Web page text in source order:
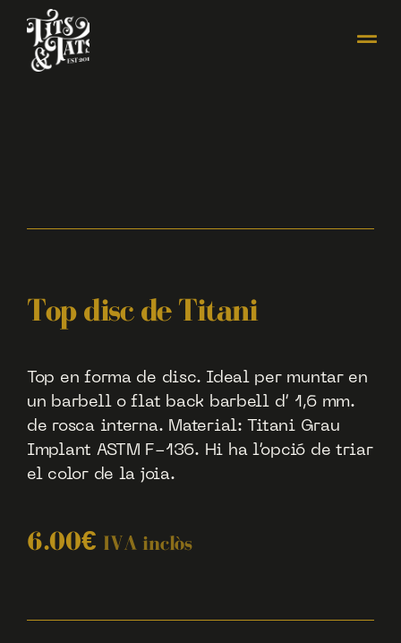
Top disc de Titani
Top en forma de disc. Ideal per muntar en
un barbell o flat back barbell d’ 1,6 mm.
de rosca interna. Material: Titani Grau
Implant ASTM F-136. Hi ha l’opció de triar
el color de la joia.
6.00€ IVA inclòs